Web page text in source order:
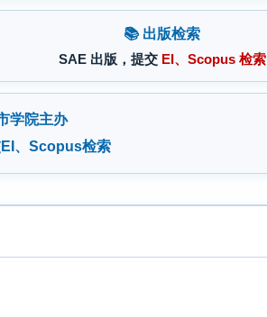
📚 出版检索
SAE 出版，提交 EI、Scopus 检索
学院主办
、Scopus检索